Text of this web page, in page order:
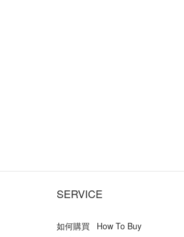
SERVICE
如何購買 How To Buy